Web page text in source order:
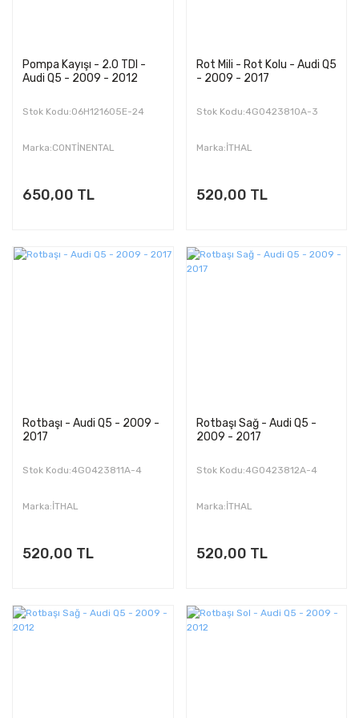
Pompa Kayışı - 2.0 TDI -
Audi Q5 - 2009 - 2012
Stok Kodu:06H121605E-24
Marka:CONTİNENTAL
650,00 TL
Rot Mili - Rot Kolu - Audi Q5
- 2009 - 2017
Stok Kodu:4G0423810A-3
Marka:İTHAL
520,00 TL
Rotbaşı - Audi Q5 - 2009 -
2017
Stok Kodu:4G0423811A-4
Marka:İTHAL
520,00 TL
Rotbaşı Sağ - Audi Q5 -
2009 - 2017
Stok Kodu:4G0423812A-4
Marka:İTHAL
520,00 TL